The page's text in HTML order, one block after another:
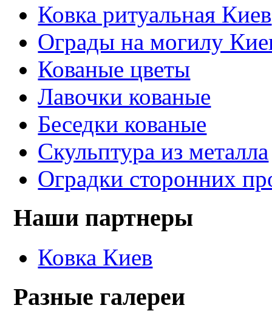
Ковка ритуальная Киев
Ограды на могилу
Кованые цветы
Лавочки кованые
Беседки кованые
Скульптура из металла
Оградки сторонних
Наши партнеры
Ковка Киев
Разные галереи